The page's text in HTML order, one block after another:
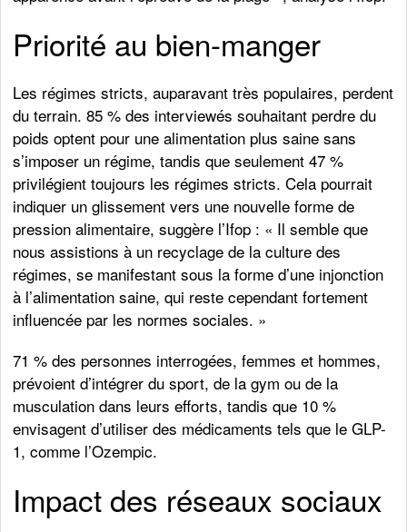
Priorité au bien-manger
Les régimes stricts, auparavant très populaires, perdent
du terrain. 85 % des interviewés souhaitant perdre du
poids optent pour une alimentation plus saine sans
s’imposer un régime, tandis que seulement 47 %
privilégient toujours les régimes stricts. Cela pourrait
indiquer un glissement vers une nouvelle forme de
pression alimentaire, suggère l’Ifop : « Il semble que
nous assistions à un recyclage de la culture des
régimes, se manifestant sous la forme d’une injonction
à l’alimentation saine, qui reste cependant fortement
influencée par les normes sociales. »
71 % des personnes interrogées, femmes et hommes,
prévoient d’intégrer du sport, de la gym ou de la
musculation dans leurs efforts, tandis que 10 %
envisagent d’utiliser des médicaments tels que le GLP-
1, comme l’Ozempic.
Impact des réseaux sociaux